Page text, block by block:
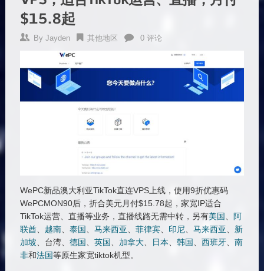
$15.8起
By Jayden 其他地区 0 评论
WePC新品澳大利亚TikTok直连VPS上线，使用9折优惠码
WePCMON90后，折合美元月付$15.78起，家宽IP适合
TikTok运营、直播等业务，直播线路无需中转，另有美国
阿
联酋、 越南、 泰国 马来西亚 菲律宾、 印尼、 马来西亚
新
加坡 、台湾、 德国 英国 加拿大、 日本 韩国 西班牙、 南
非和法国等原生家宽tiktok机型。